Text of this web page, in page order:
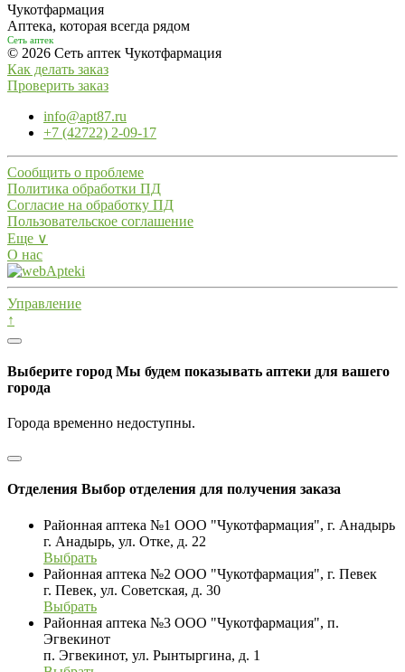
Чукотфармация
Аптека, которая всегда рядом
Сеть аптек
© 2026 Сеть аптек Чукотфармация
Как делать заказ
Проверить заказ
info@apt87.ru
+7 (42722) 2-09-17
Сообщить о проблеме
Политика обработки ПД
Согласие на обработку ПД
Пользовательское соглашение
Еще ∨
О нас
Управление
↑
Выберите город Мы будем показывать аптеки для вашего
города
Города временно недоступны.
Отделения Выбор отделения для получения заказа
Районная аптека №1 ООО "Чукотфармация", г. Анадырь
г. Анадырь, ул. Отке, д. 22
Выбрать
Районная аптека №2 ООО "Чукотфармация", г. Певек
г. Певек, ул. Советская, д. 30
Выбрать
Районная аптека №3 ООО "Чукотфармация", п.
Эгвекинот
п. Эгвекинот, ул. Рынтыргина, д. 1